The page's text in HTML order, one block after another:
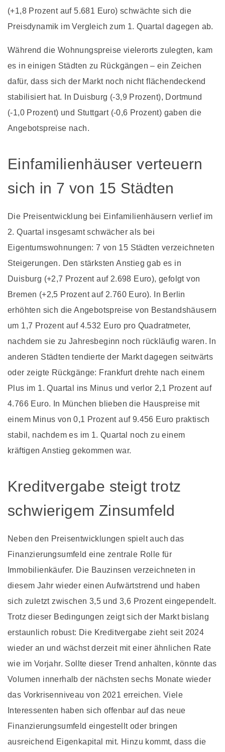
(+1,8 Prozent auf 5.681 Euro) schwächte sich die
Preisdynamik im Vergleich zum 1. Quartal dagegen ab.
Während die Wohnungspreise vielerorts zulegten, kam
es in einigen Städten zu Rückgängen – ein Zeichen
dafür, dass sich der Markt noch nicht flächendeckend
stabilisiert hat. In Duisburg (-3,9 Prozent), Dortmund
(-1,0 Prozent) und Stuttgart (-0,6 Prozent) gaben die
Angebotspreise nach.
Einfamilienhäuser verteuern
sich in 7 von 15 Städten
Die Preisentwicklung bei Einfamilienhäusern verlief im
2. Quartal insgesamt schwächer als bei
Eigentumswohnungen: 7 von 15 Städten verzeichneten
Steigerungen. Den stärksten Anstieg gab es in
Duisburg (+2,7 Prozent auf 2.698 Euro), gefolgt von
Bremen (+2,5 Prozent auf 2.760 Euro). In Berlin
erhöhten sich die Angebotspreise von Bestandshäusern
um 1,7 Prozent auf 4.532 Euro pro Quadratmeter,
nachdem sie zu Jahresbeginn noch rückläufig waren. In
anderen Städten tendierte der Markt dagegen seitwärts
oder zeigte Rückgänge: Frankfurt drehte nach einem
Plus im 1. Quartal ins Minus und verlor 2,1 Prozent auf
4.766 Euro. In München blieben die Hauspreise mit
einem Minus von 0,1 Prozent auf 9.456 Euro praktisch
stabil, nachdem es im 1. Quartal noch zu einem
kräftigen Anstieg gekommen war.
Kreditvergabe steigt trotz
schwierigem Zinsumfeld
Neben den Preisentwicklungen spielt auch das
Finanzierungsumfeld eine zentrale Rolle für
Immobilienkäufer. Die Bauzinsen verzeichneten in
diesem Jahr wieder einen Aufwärtstrend und haben
sich zuletzt zwischen 3,5 und 3,6 Prozent eingependelt.
Trotz dieser Bedingungen zeigt sich der Markt bislang
erstaunlich robust: Die Kreditvergabe zieht seit 2024
wieder an und wächst derzeit mit einer ähnlichen Rate
wie im Vorjahr. Sollte dieser Trend anhalten, könnte das
Volumen innerhalb der nächsten sechs Monate wieder
das Vorkrisenniveau von 2021 erreichen. Viele
Interessenten haben sich offenbar auf das neue
Finanzierungsumfeld eingestellt oder bringen
ausreichend Eigenkapital mit. Hinzu kommt, dass die